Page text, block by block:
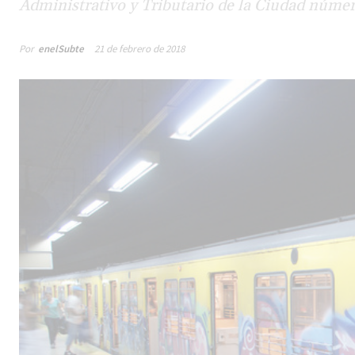
Administrativo y Tributario de la Ciudad
Por enelSubte 21 de febrero de 2018